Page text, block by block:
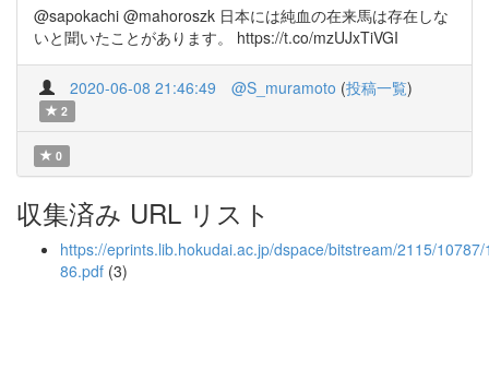
@sapokachi @mahoroszk 日本には純血の在来馬は存在しな
いと聞いたことがあります。 https://t.co/mzUJxTiVGI
2020-06-08 21:46:49 @S_muramoto (投稿一覧)
2
0
収集済み URL リスト
https://eprints.lib.hokudai.ac.jp/dspace/bitstream/2115/
86.pdf (3)